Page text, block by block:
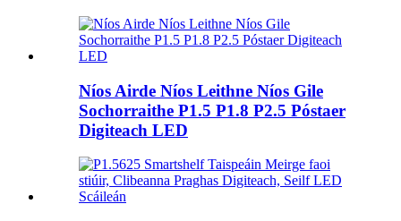
Níos Airde Níos Leithne Níos Gile
Sochorraithe P1.5 P1.8 P2.5 Póstaer
Digiteach LED